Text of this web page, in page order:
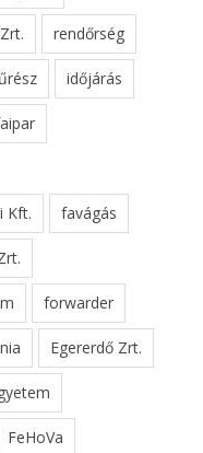
rendőrség
időjárás
Kft. favágás
forwarder
Egererdő Zrt.
FeHoVa